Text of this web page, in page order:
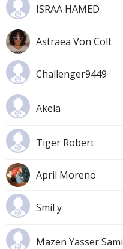
ISRAA HAMED
Astraea Von Colt
Challenger9449
Akela
Tiger Robert
April Moreno
Smil y
Mazen Yasser Sami